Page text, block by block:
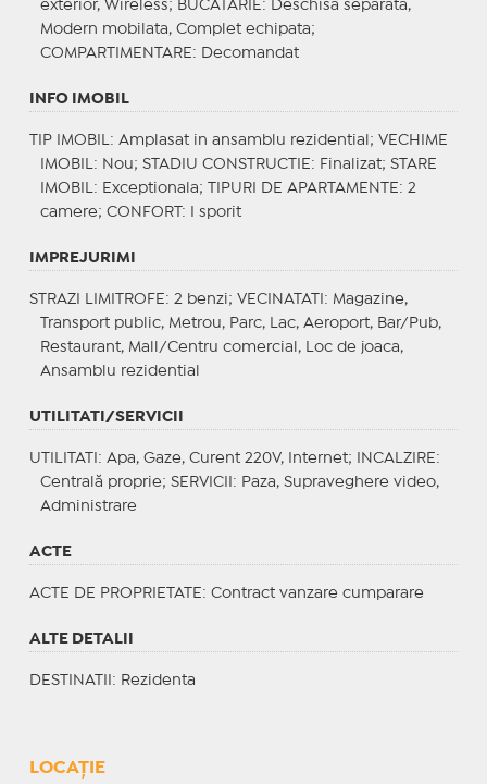
exterior, Wireless; BUCATARIE : Deschisa separata,
Modern mobilata, Complet echipata;
COMPARTIMENTARE : Decomandat
INFO IMOBIL
TIP IMOBIL : Amplasat in ansamblu rezidential; VECHIME
IMOBIL : Nou; STADIU CONSTRUCTIE : Finalizat; STARE
IMOBIL : Exceptionala; TIPURI DE APARTAMENTE : 2
camere; CONFORT : I sporit
IMPREJURIMI
STRAZI LIMITROFE : 2 benzi; VECINATATI : Magazine,
Transport public, Metrou, Parc, Lac, Aeroport, Bar/Pub,
Restaurant, Mall/Centru comercial, Loc de joaca,
Ansamblu rezidential
UTILITATI/SERVICII
UTILITATI : Apa, Gaze, Curent 220V, Internet; INCALZIRE :
Centrală proprie; SERVICII : Paza, Supraveghere video,
Administrare
ACTE
ACTE DE PROPRIETATE : Contract vanzare cumparare
ALTE DETALII
DESTINATII : Rezidenta
LOCAȚIE